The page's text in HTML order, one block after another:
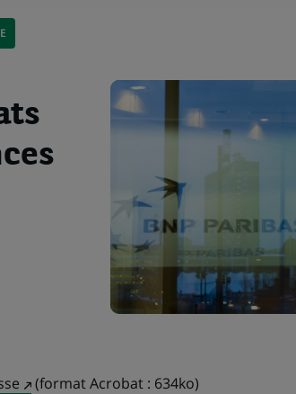
(Ce(format Acrobat : 634ko)